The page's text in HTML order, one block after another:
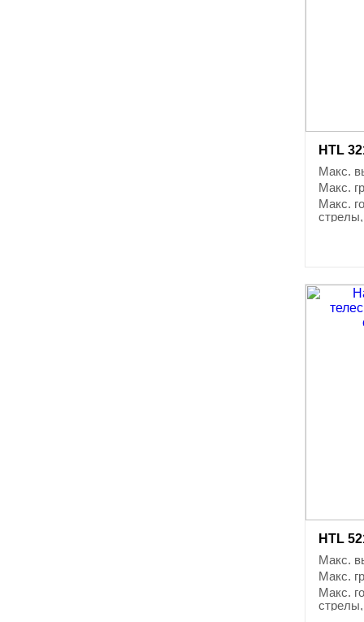
HTL
Макс.
Макс.
Макс.
HTL
Макс.
Макс.
Макс.